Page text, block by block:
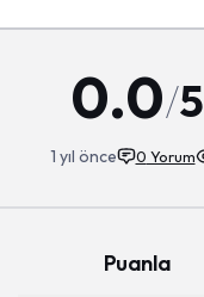
0.0/5
1 yıl önce 0 Yorum
Puanla